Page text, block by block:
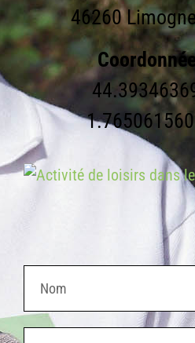
46260